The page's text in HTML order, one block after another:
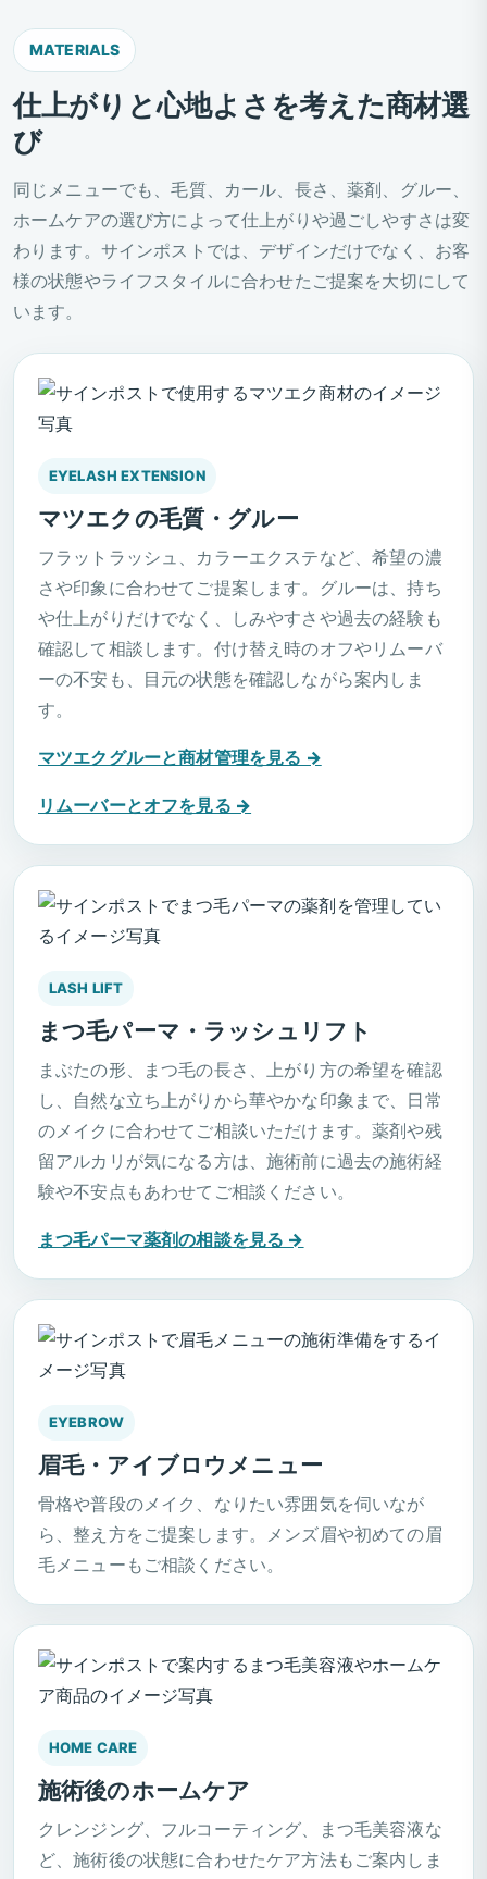
MATERIALS
仕上がりと心地よさを考えた商材選
び
同じメニューでも、毛質、カール、長さ、薬剤、グルー、
ホームケアの選び方によって仕上がりや過ごしやすさは変
わります。サインポストでは、デザインだけでなく、お客
様の状態やライフスタイルに合わせたご提案を大切にして
います。
EYELASH EXTENSION
マツエクの毛質・グルー
フラットラッシュ、カラーエクステなど、希望の濃
さや印象に合わせてご提案します。グルーは、持ち
や仕上がりだけでなく、しみやすさや過去の経験も
確認して相談します。付け替え時のオフやリムーバ
ーの不安も、目元の状態を確認しながら案内しま
す。
マツエクグルーと商材管理を見る →
リムーバーとオフを見る →
LASH LIFT
まつ毛パーマ・ラッシュリフト
まぶたの形、まつ毛の長さ、上がり方の希望を確認
し、自然な立ち上がりから華やかな印象まで、日常
のメイクに合わせてご相談いただけます。薬剤や残
留アルカリが気になる方は、施術前に過去の施術経
験や不安点もあわせてご相談ください。
まつ毛パーマ薬剤の相談を見る →
EYEBROW
眉毛・アイブロウメニュー
骨格や普段のメイク、なりたい雰囲気を伺いなが
ら、整え方をご提案します。メンズ眉や初めての眉
毛メニューもご相談ください。
HOME CARE
施術後のホームケア
クレンジング、フルコーティング、まつ毛美容液な
ど、施術後の状態に合わせたケア方法もご案内しま